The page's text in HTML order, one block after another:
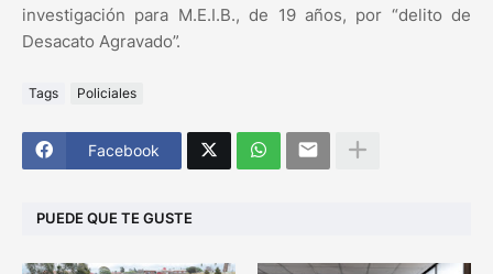
investigación para M.E.I.B., de 19 años, por “delito de
Desacato Agravado”.
Tags Policiales
Facebook
PUEDE QUE TE GUSTE